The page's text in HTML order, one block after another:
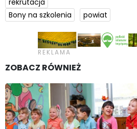
Bony na szkolenia
powiat
ZOBACZ RÓWNIEŻ